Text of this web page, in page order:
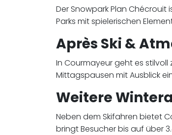
Der Snowpark Plan
Parks mit spielerischen
Après Ski &
In Courmayeur geht es
Mittagspausen mit Ausblick
Weitere
Neben dem Skifahren bietet
bringt Besucher bis auf über